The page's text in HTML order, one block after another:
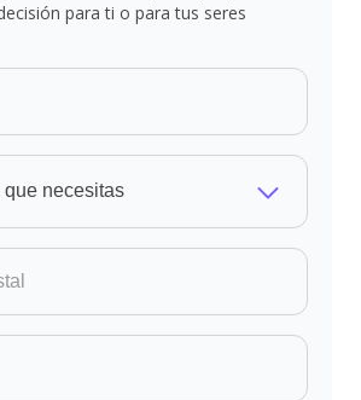
para ti o para tus seres
necesitas